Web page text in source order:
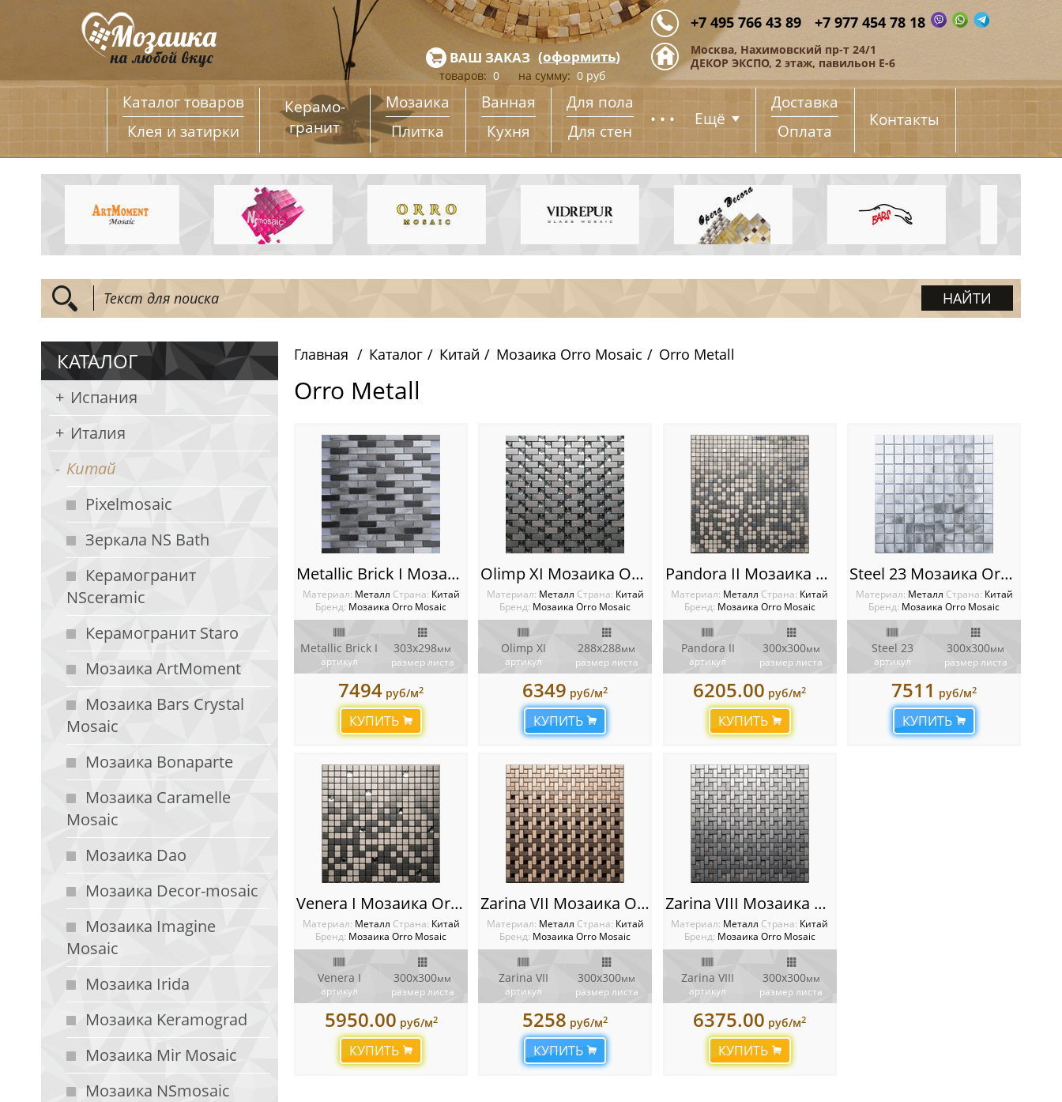
+7 495 766 43 89 +7 977 454 78 18
Москва, Нахимовский пр-т 24/1
ДЕКОР ЭКСПО, 2 этаж, павильон Е-6
ВАШ ЗАКАЗ (оформить)
товаров: 0 на сумму: 0 руб
Каталог товаров
Клея и затирки
Керамо­
гранит
Мозаика
Плитка
Ванная
Кухня
Для пола
Для стен
... Ещё
Доставка
Оплата
Контакты
КАТАЛОГ
Испания
Италия
Китай
Pixelmosaic
Зеркала NS Bath
Керамогранит
NSceramic
Керамогранит Staro
Мозаика ArtMoment
Мозаика Bars Crystal
Mosaic
Мозаика Bonaparte
Мозаика Caramelle
Mosaic
Мозаика Dao
Мозаика Decor-mosaic
Мозаика Imagine
Mosaic
Мозаика Irida
Мозаика Keramograd
Мозаика Mir Mosaic
Мозаика NSmosaic
Главная Каталог Китай Мозаика Orro Mosaic Orro Metall
Orro Metall
Metallic Brick I Мозаика Orro mosaic
Материал: Металл Cтрана: Китай
Бренд: Мозаика Orro Mosaic
Metallic Brick I
артикул
303x298мм
размер листа
7494 руб/м2
КУПИТЬ
Olimp XI Мозаика Orro mosaic
Материал: Металл Cтрана: Китай
Бренд: Мозаика Orro Mosaic
Olimp XI
артикул
288x288мм
размер листа
6349 руб/м2
КУПИТЬ
Pandora II Мозаика Orro mosaic
Материал: Металл Cтрана: Китай
Бренд: Мозаика Orro Mosaic
Pandora II
артикул
300х300мм
размер листа
6205.00 руб/м2
КУПИТЬ
Steel 23 Мозаика Orro mosaic
Материал: Металл Cтрана: Китай
Бренд: Мозаика Orro Mosaic
Steel 23
артикул
300x300мм
размер листа
7511 руб/м2
КУПИТЬ
Venera I Мозаика Orro mosaic
Материал: Металл Cтрана: Китай
Бренд: Мозаика Orro Mosaic
Venera I
артикул
300х300мм
размер листа
5950.00 руб/м2
КУПИТЬ
Zarina VII Мозаика Orro mosaic
Материал: Металл Cтрана: Китай
Бренд: Мозаика Orro Mosaic
Zarina VII
артикул
300х300мм
размер листа
5258 руб/м2
КУПИТЬ
Zarina VIII Мозаика Orro mosaic
Материал: Металл Cтрана: Китай
Бренд: Мозаика Orro Mosaic
Zarina VIII
артикул
300х300мм
размер листа
6375.00 руб/м2
КУПИТЬ